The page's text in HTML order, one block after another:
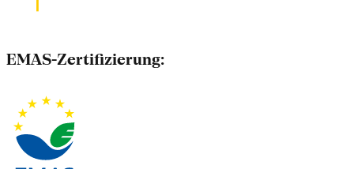
EMAS-Zertifizierung: